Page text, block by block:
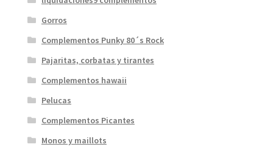
Gorros
Complementos Punky 80´s Rock
Pajaritas, corbatas y tirantes
Complementos hawaii
Pelucas
Complementos Picantes
Monos y maillots